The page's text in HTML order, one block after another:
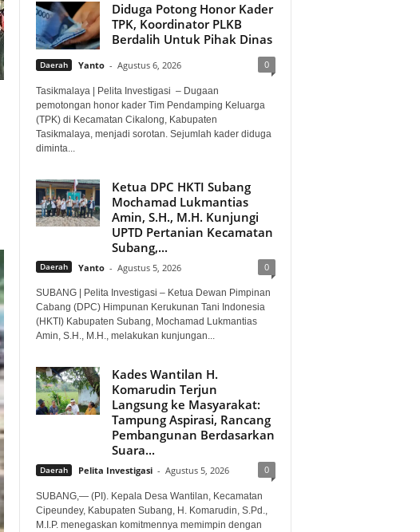
Diduga Potong Honor Kader
TPK, Koordinator PLKB
Berdalih Untuk Pihak Dinas
Daerah Yanto - Agustus 6, 2026 0
Tasikmalaya | Pelita Investigasi – Dugaan
pemotongan honor kader Tim Pendamping Keluarga
(TPK) di Kecamatan Cikalong, Kabupaten
Tasikmalaya, menjadi sorotan. Sejumlah kader diduga
diminta...
Ketua DPC HKTI Subang
Mochamad Lukmantias
Amin, S.H., M.H. Kunjungi
UPTD Pertanian Kecamatan
Subang,...
Daerah Yanto - Agustus 5, 2026 0
SUBANG | Pelita Investigasi – Ketua Dewan Pimpinan
Cabang (DPC) Himpunan Kerukunan Tani Indonesia
(HKTI) Kabupaten Subang, Mochamad Lukmantias
Amin, S.H., M.H., melakukan kunjungan...
Kades Wantilan H.
Komarudin Terjun
Langsung ke Masyarakat:
Tampung Aspirasi, Rancang
Pembangunan Berdasarkan
Suara...
Daerah Pelita Investigasi - Agustus 5, 2026 0
SUBANG,— (PI). Kepala Desa Wantilan, Kecamatan
Cipeundey, Kabupaten Subang, H. Komarudin, S.Pd.,
M.I.P. menegaskan komitmennya memimpin dengan